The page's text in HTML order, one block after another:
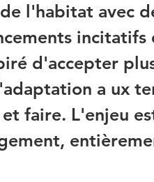
l'habitat avec
d'accepter
a ux
faire. L'enjeu